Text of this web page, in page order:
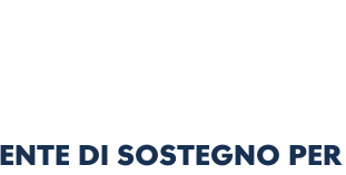
DI SOSTEGNO PER